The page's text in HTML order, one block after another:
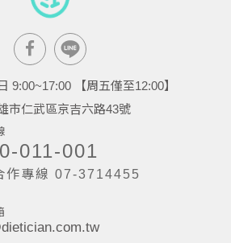
9:00~17:00 【周五僅至12:00】
市仁武區京吉六路43號
011-001
作專線 07-3714455